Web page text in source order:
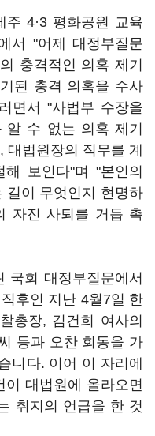
4·3 평화공원 교육
서 "어제 대정부질문
충격적인 의혹 제기
된 충격 의혹을 수사
면서 "사법부 수장을
수 없는 의혹 제기
법원장의 직무를 계
보인다"며 "본인의
길이 무엇인지 현명하
자진 사퇴를 거듭 촉
국회 대정부질문에서
후인 지난 4월7일 한
총장, 김건희 여사의
등과 오찬 회동을 가
니다. 이어 이 자리에
대법원에 올라오면
취지의 언급을 한 것